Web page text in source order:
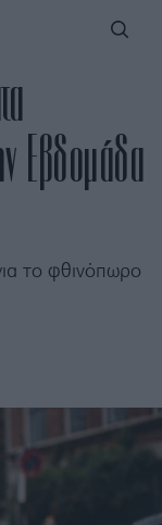
Εβδομάδα
το φθινόπωρο